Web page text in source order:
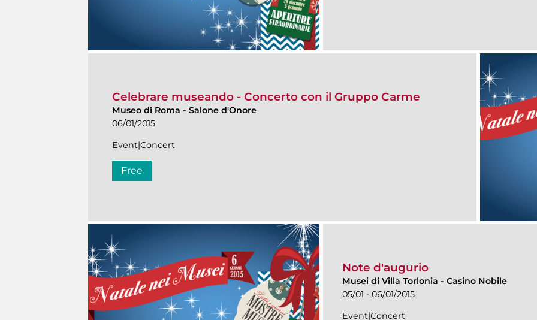
Celebrare museando - Concerto con il Gruppo Carme
Museo di Roma - Salone d'Onore
06/01/2015
Event|Concert
Free
Note d'augurio
Musei di Villa Torlonia - Casino Nobile
05/01 - 06/01/2015
Event|Concert